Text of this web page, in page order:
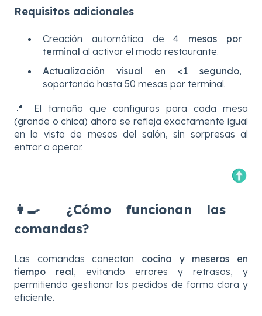
Requisitos adicionales
Creación automática de 4 mesas por
terminal al activar el modo restaurante.
Actualización visual en <1 segundo,
soportando hasta 50 mesas por terminal.
📍 El tamaño que configuras para cada mesa
(grande o chica) ahora se refleja exactamente igual
en la vista de mesas del salón, sin sorpresas al
entrar a operar.
👩‍🍳 ¿Cómo funcionan las
comandas?
Las comandas conectan cocina y meseros en
tiempo real, evitando errores y retrasos, y
permitiendo gestionar los pedidos de forma clara y
eficiente.